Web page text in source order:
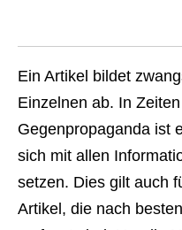
Ein Artikel bildet
Einzelnen ab. In
Gegenpropaganda ist
sich mit allen
setzen. Dies gilt auch
Artikel, die nach